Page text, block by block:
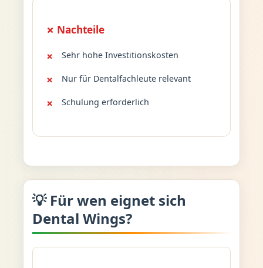
✗ Nachteile
Sehr hohe Investitionskosten
Nur für Dentalfachleute relevant
Schulung erforderlich
💡 Für wen eignet sich
Dental Wings?